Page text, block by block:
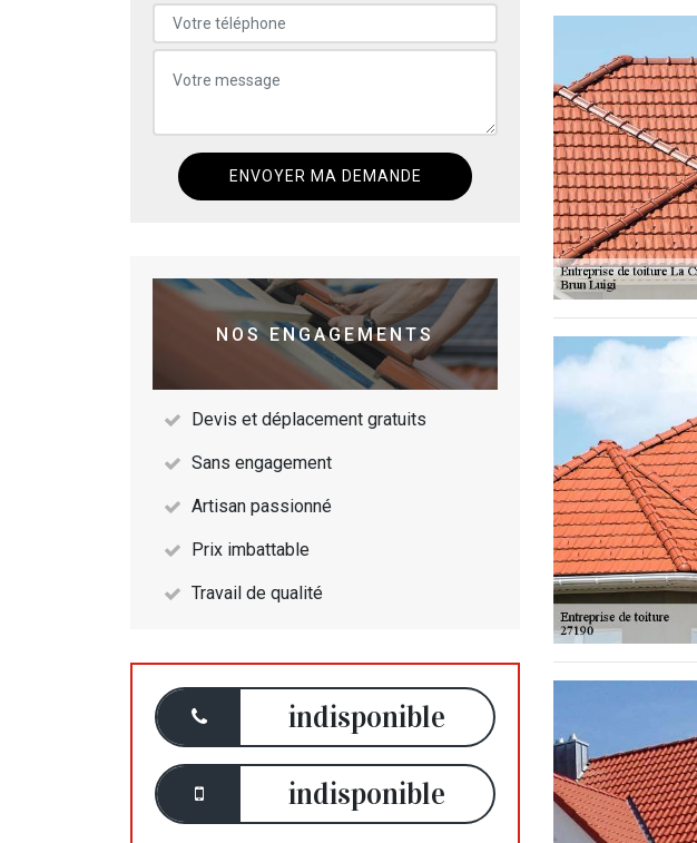
NOS ENGAGEMENTS
Devis et déplacement gratuits
Sans engagement
Artisan passionné
Prix imbattable
Travail de qualité
indisponible
indisponible